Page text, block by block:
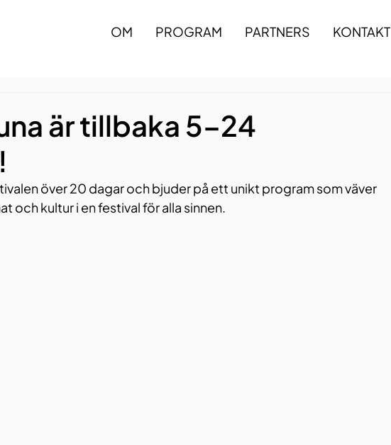
OM PROGRAM PARTNERS KONTAKT
är tillbaka 5–24
över 20 dagar och bjuder på ett unikt program som väver
och kultur i en festival för alla sinnen.